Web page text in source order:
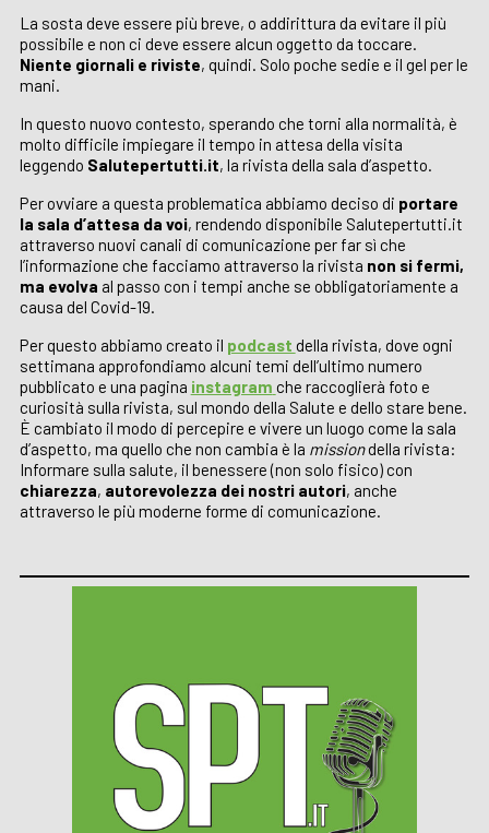
La sosta deve essere più breve, o addirittura da evitare il più
possibile e non ci deve essere alcun oggetto da toccare.
Niente giornali e riviste, quindi. Solo poche sedie e il gel per le
mani.
In questo nuovo contesto, sperando che torni alla normalità, è
molto difficile impiegare il tempo in attesa della visita
leggendo Salutepertutti.it, la rivista della sala d’aspetto.
Per ovviare a questa problematica abbiamo deciso di portare
la sala d’attesa da voi, rendendo disponibile Salutepertutti.it
attraverso nuovi canali di comunicazione per far sì che
l’informazione che facciamo attraverso la rivista non si fermi,
ma evolva al passo con i tempi anche se obbligatoriamente a
causa del Covid-19.
Per questo abbiamo creato il podcast della rivista, dove ogni
settimana approfondiamo alcuni temi dell’ultimo numero
pubblicato e una pagina instagram che raccoglierà foto e
curiosità sulla rivista, sul mondo della Salute e dello stare bene.
È cambiato il modo di percepire e vivere un luogo come la sala
d’aspetto, ma quello che non cambia è la missiondella rivista:
Informare sulla salute, il benessere (non solo fisico) con
chiarezza, autorevolezza dei nostri autori, anche
attraverso le più moderne forme di comunicazione.